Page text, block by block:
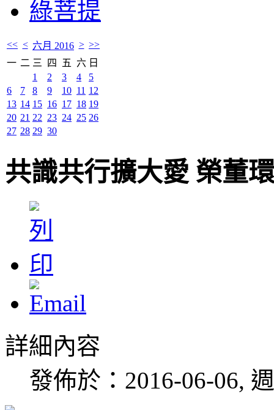
綠菩提
<< < 六月 2016 > >>
一 二 三 四 五 六 日
1
2 3 4
5
6
7 8 9 10 11 12
13 14 15 16 17 18 19
20 21 22 23 24 25 26
27 28 29 30
共識共行擴大愛 榮董
詳細內容
發佈於：2016-06-06,